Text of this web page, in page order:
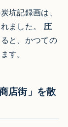
坑記録画は、
ました。 圧
と、かつての
す。​
店街」を散